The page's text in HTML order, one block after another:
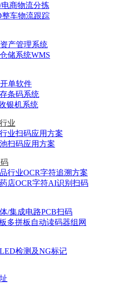
电商物流分拣
整车物流跟踪
产管理系统
储系统WMS
单软件
条码系统
银机系统
业
业扫码应用方案
扫码应用方案
行业OCR字符追溯方案
店OCR字符AI识别扫码
/集成电路PCB扫码
多拼板自动读码器组网
检测及NG标记